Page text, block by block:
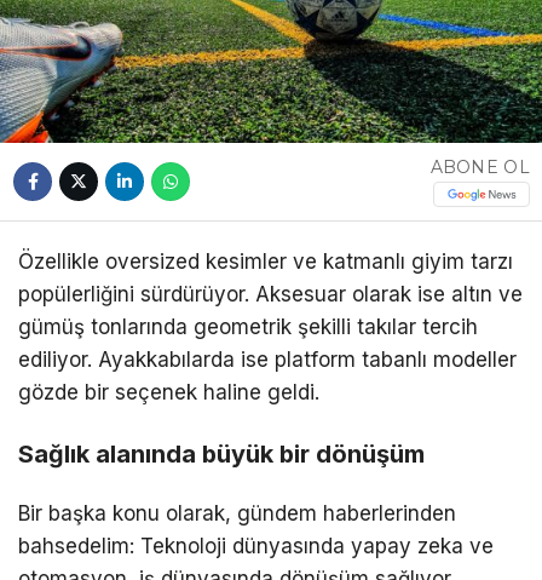
ABONE OL
Özellikle oversized kesimler ve katmanlı giyim tarzı
popülerliğini sürdürüyor. Aksesuar olarak ise altın ve
gümüş tonlarında geometrik şekilli takılar tercih
ediliyor. Ayakkabılarda ise platform tabanlı modeller
gözde bir seçenek haline geldi.
Sağlık alanında büyük bir dönüşüm
Bir başka konu olarak, gündem haberlerinden
bahsedelim: Teknoloji dünyasında yapay zeka ve